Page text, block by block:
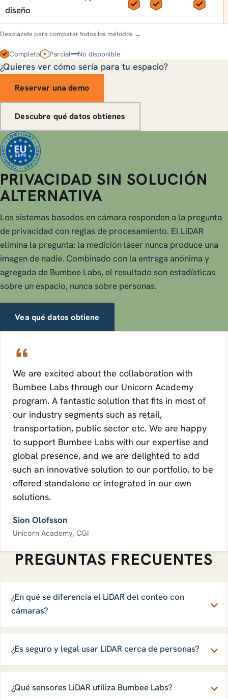
diseño
Sí Sí Sí
Desplázate para comparar todos los métodos →
Completo Parcial No disponible
¿Quieres ver cómo sería para tu espacio?
Reservar una demo
Descubre qué datos obtienes
PRIVACIDAD SIN SOLUCIÓN
ALTERNATIVA
Los sistemas basados en cámara responden a la pregunta
de privacidad con reglas de procesamiento. El LiDAR
elimina la pregunta: la medición láser nunca produce una
imagen de nadie. Combinado con la entrega anónima y
agregada de Bumbee Labs, el resultado son estadísticas
sobre un espacio, nunca sobre personas.
Vea qué datos obtiene
We are excited about the collaboration with
Bumbee Labs through our Unicorn Academy
program. A fantastic solution that fits in most of
our industry segments such as retail,
transportation, public sector etc. We are happy
to support Bumbee Labs with our expertise and
global presence, and we are delighted to add
such an innovative solution to our portfolio, to be
offered standalone or integrated in our own
solutions.
Sion Olofsson
Unicorn Academy, CGI
PREGUNTAS FRECUENTES
¿En qué se diferencia el LiDAR del conteo con
cámaras?
¿Es seguro y legal usar LiDAR cerca de personas?
¿Qué sensores LiDAR utiliza Bumbee Labs?